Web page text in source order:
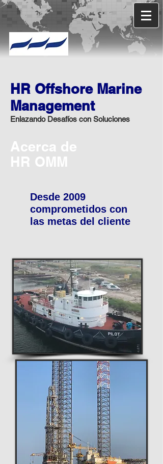
Acerca de
HR OMM
Desde 2009
comprometidos con
las metas del cliente
HR Offshore Marine
Management
Enlazando Desafíos con Soluciones